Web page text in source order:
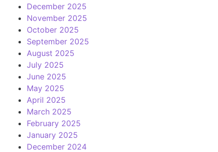
December 2025
November 2025
October 2025
September 2025
August 2025
July 2025
June 2025
May 2025
April 2025
March 2025
February 2025
January 2025
December 2024